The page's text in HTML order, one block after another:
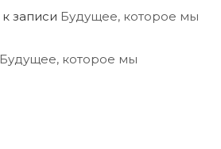
к записи Будущее, которое мы
Будущее, которое мы